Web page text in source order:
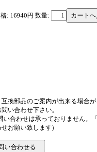
: 16940円 数量:
換部品のご案内が出来る場合
い合わせ下さい。
い合わせは承っておりません。
お願い致します)